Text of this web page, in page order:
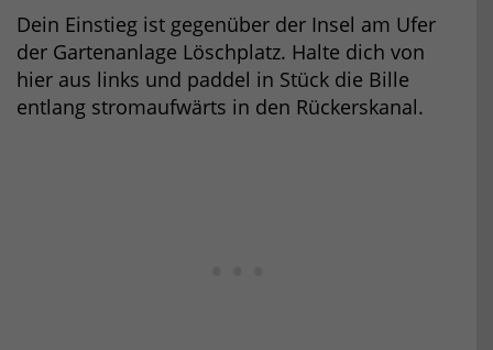
Dein Einstieg ist gegenüber der Insel am Ufer
der Gartenanlage Löschplatz. Halte dich von
hier aus links und paddel in Stück die Bille
entlang stromaufwärts in den Rückerskanal.